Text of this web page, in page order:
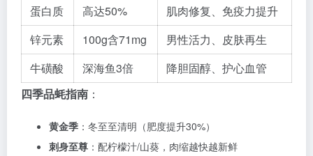
蛋白质 高达50%
肌肉修复、免疫力提升
锌元素
100g含71mg
男性活力、皮肤再生
牛磺酸
深海鱼3倍
降胆固醇、护心血管
四季品蚝指南 ：
黄金季 ：冬至至清明（肥度提升30%）
刺身至尊 ：配柠檬汁/山葵，肉缩越快越新鲜